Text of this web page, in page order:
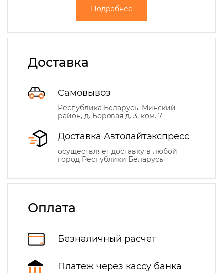
Подробнее
Доставка
Самовывоз
Республика Беларусь, Минский
район, д. Боровая д. 3, ком. 7
Доставка Автолайтэкспресс
осуществляет доставку в любой
город Республики Беларусь
Оплата
Безналичный расчет
Платеж через кассу банка